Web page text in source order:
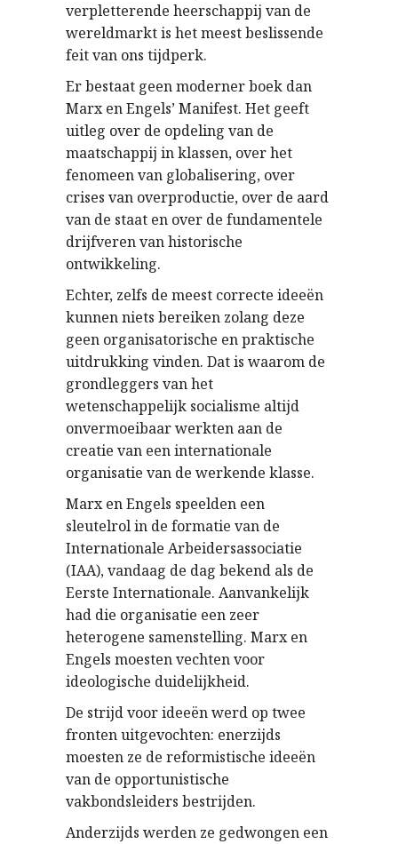
verpletterende heerschappij van de
wereldmarkt is het meest beslissende
feit van ons tijdperk.
Er bestaat geen moderner boek dan
Marx en Engels’ Manifest. Het geeft
uitleg over de opdeling van de
maatschappij in klassen, over het
fenomeen van globalisering, over
crises van overproductie, over de aard
van de staat en over de fundamentele
drijfveren van historische
ontwikkeling.
Echter, zelfs de meest correcte ideeën
kunnen niets bereiken zolang deze
geen organisatorische en praktische
uitdrukking vinden. Dat is waarom de
grondleggers van het
wetenschappelijk socialisme altijd
onvermoeibaar werkten aan de
creatie van een internationale
organisatie van de werkende klasse.
Marx en Engels speelden een
sleutelrol in de formatie van de
Internationale Arbeidersassociatie
(IAA), vandaag de dag bekend als de
Eerste Internationale. Aanvankelijk
had die organisatie een zeer
heterogene samenstelling. Marx en
Engels moesten vechten voor
ideologische duidelijkheid.
De strijd voor ideeën werd op twee
fronten uitgevochten: enerzijds
moesten ze de reformistische ideeën
van de opportunistische
vakbondsleiders bestrijden.
Anderzijds werden ze gedwongen een